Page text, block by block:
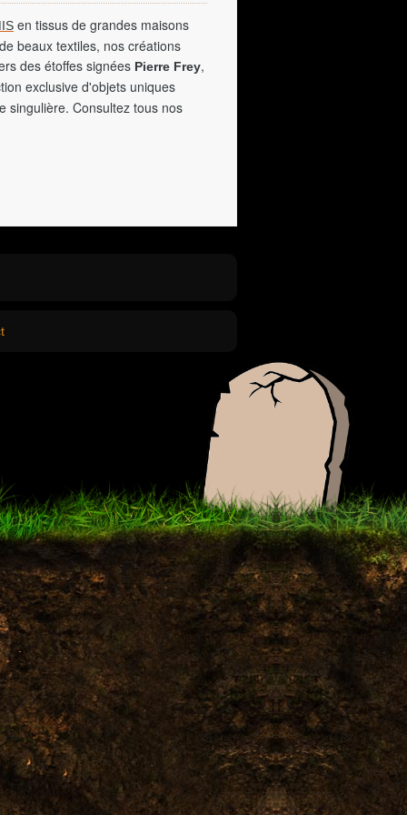
en tissus de grandes maisons
beaux textiles, nos créations
des étoffes signées Pierre Frey,
exclusive d'objets uniques
singulière. Consultez tous nos